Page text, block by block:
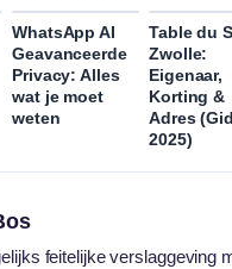
WhatsApp AI
Geavanceerde
Privacy: Alles
wat je moet
weten
Table du
Zwolle:
Eigenaar,
Korting &
Adres
2025)
feitelijke verslaggeving